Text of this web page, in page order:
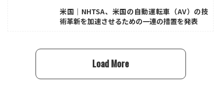
米国｜NHTSA、米国の自動運転車（AV）の技
術革新を加速させるための一連の措置を発表
Load More